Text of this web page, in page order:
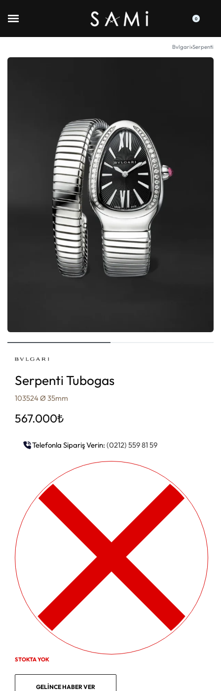
0
Bvlgari›Serpenti
Serpenti Tubogas
103524 Ø 35mm
567.000₺
Telefonla Sipariş Verin: (0212) 559 81 59
STOKTA YOK
GELINCE HABER VER